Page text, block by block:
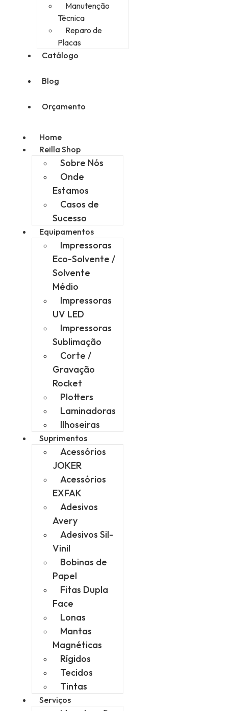
Manutenção
Técnica
Reparo de
Placas
Catálogo
Blog
Orçamento
Home
Reilla Shop
Sobre Nós
Onde
Estamos
Casos de
Sucesso
Equipamentos
Impressoras
Eco-Solvente /
Solvente
Médio
Impressoras
UV LED
Impressoras
Sublimação
Corte /
Gravação
Rocket
Plotters
Laminadoras
Ilhoseiras
Suprimentos
Acessórios
JOKER
Acessórios
EXFAK
Adesivos
Avery
Adesivos Sil-
Vinil
Bobinas de
Papel
Fitas Dupla
Face
Lonas
Mantas
Magnéticas
Rígidos
Tecidos
Tintas
Serviços